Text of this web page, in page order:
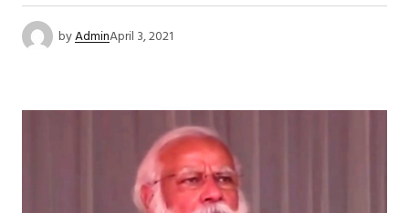
byAdminApril 3, 2021